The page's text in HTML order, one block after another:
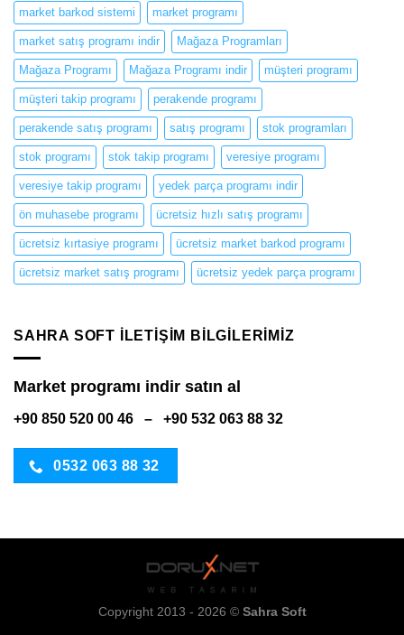
market barkod sistemi market programı
market satış programı indir Mağaza Programları
Mağaza Programı Mağaza Programı indir müşteri programı
müşteri takip programı perakende programı
perakende satış programı satış programı stok programları
stok programı stok takip programı veresiye programı
veresiye takip programı yedek parça programı indir
ön muhasebe programı ücretsiz hızlı satış programı
ücretsiz kırtasiye programı ücretsiz market barkod programı
ücretsiz market satış programı ücretsiz yedek parça programı
SAHRA SOFT ILETIŞIM BILGILERIMIZ
Market programı indir satın al
+90 850 520 00 46 – +90 532 063 88 32
0532 063 88 32
Copyright 2013 - 2026 © Sahra Soft